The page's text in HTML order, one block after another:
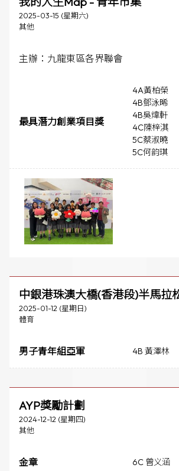
2025-03-15 (星期六)
其他
主辦：九龍東區各界聯會
最具潛力創業項目獎
4A黃柏榮
4B鄧泳晞
4B吳煒軒
4C陳梓淇
5C蔡淑曉
5C何韵琪
中銀港珠澳大橋(香港段)半馬拉
2025-01-12 (星期日)
體育
男子青年組亞軍 4B 黃澤林
AYP獎勵計劃
2024-12-12 (星期四)
其他
金章 6C 曾义涵